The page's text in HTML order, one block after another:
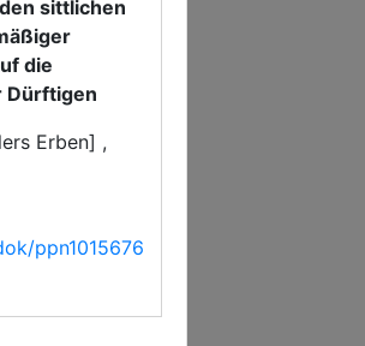
sittlichen
die
Dürftigen
Erben] ,
ppn1015676